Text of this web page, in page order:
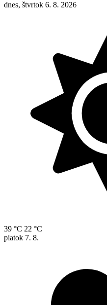
dnes, štvrtok 6. 8. 2026
39 °C 22 °C
piatok 7. 8.